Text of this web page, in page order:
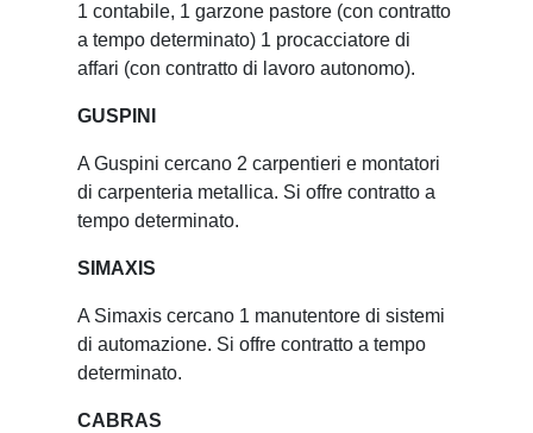
1 contabile, 1 garzone pastore (con contratto
a tempo determinato) 1 procacciatore di
affari (con contratto di lavoro autonomo).
GUSPINI
A Guspini cercano 2 carpentieri e montatori
di carpenteria metallica. Si offre contratto a
tempo determinato.
SIMAXIS
A Simaxis cercano 1 manutentore di sistemi
di automazione. Si offre contratto a tempo
determinato.
CABRAS